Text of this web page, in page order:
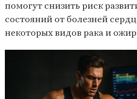
помогут снизить риск
состояний от болезней
некоторых видов рака и